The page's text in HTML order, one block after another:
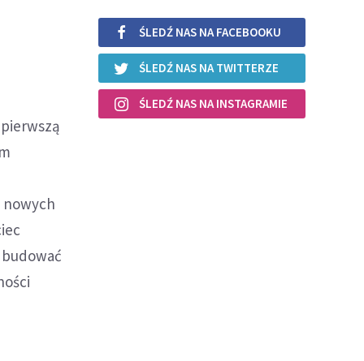
nowych
ŚLEDŹ NAS NA FACEBOOKU
ŚLEDŹ NAS NA TWITTERZE
ŚLEDŹ NAS NA INSTAGRAMIE